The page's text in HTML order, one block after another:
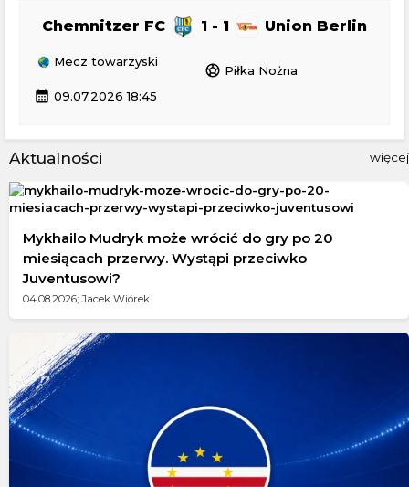
Chemnitzer FC 1 - 1 Union Berlin
Mecz towarzyski
sports_soccer Piłka Nożna
calendar_month 09.07.2026 18:45
Aktualności więcej
Mykhailo Mudryk może wrócić do gry po 20
miesiącach przerwy. Wystąpi przeciwko
Juventusowi?
04.08.2026; Jacek Wiórek